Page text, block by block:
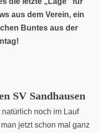
aus dem Verein, ein
Buntes aus der
SV Sandhausen
noch im Lauf
jetzt schon mal ganz